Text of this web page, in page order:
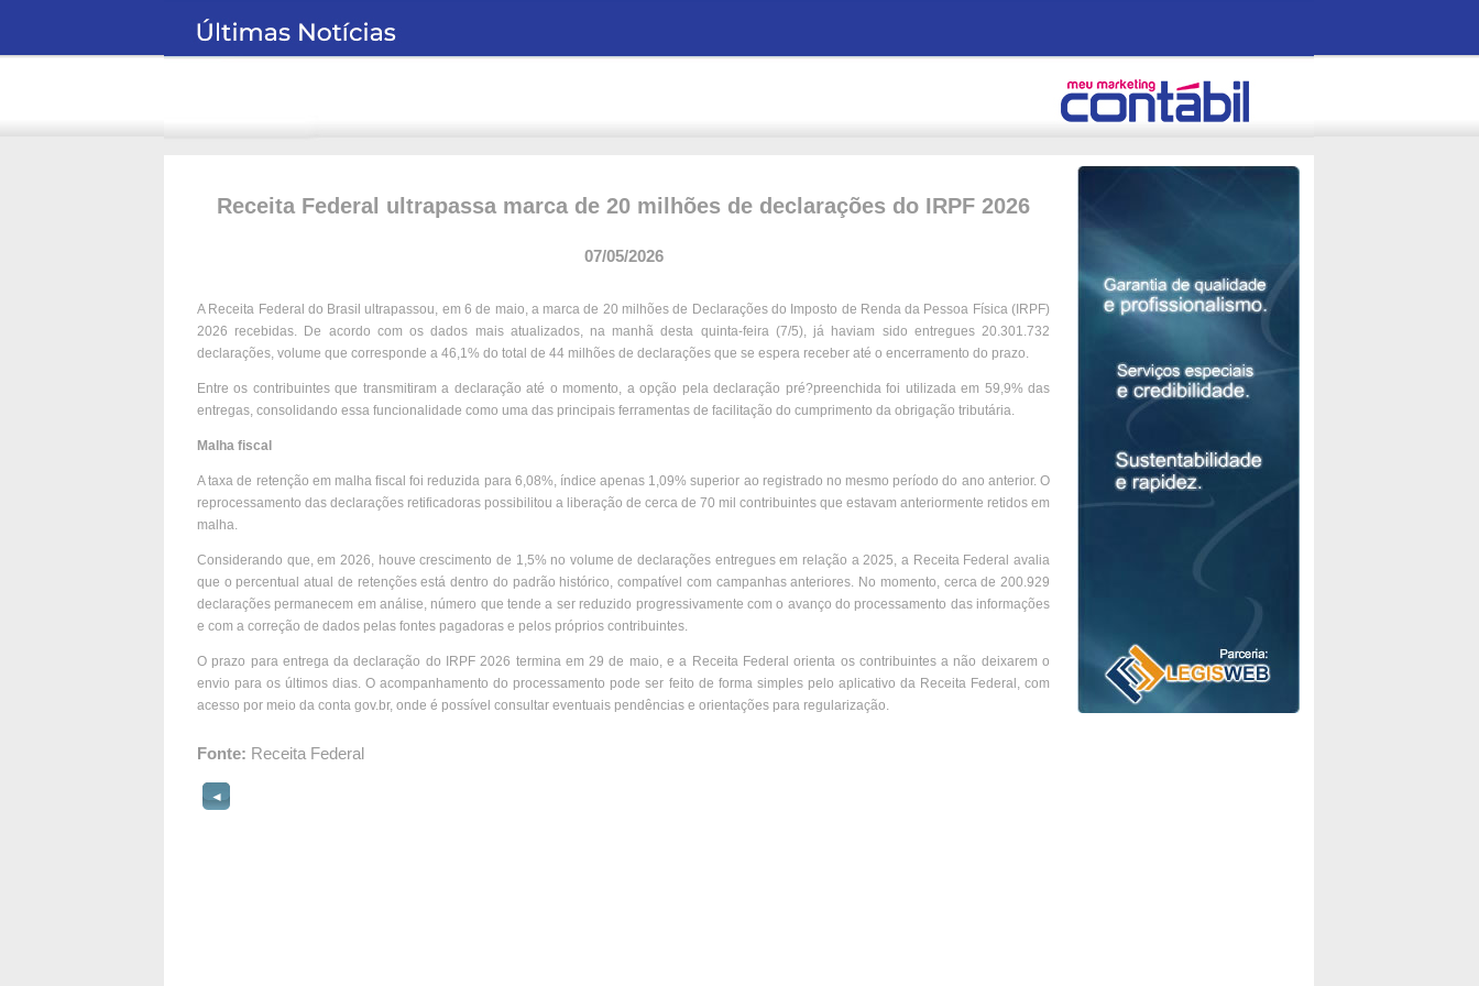
Receita Federal ultrapassa marca de 20 milhões de declarações do IRPF 2026
07/05/2026
A Receita Federal do Brasil ultrapassou, em 6 de maio, a marca de 20 milhões de Declarações do Imposto de Renda da Pessoa Física (IRPF)
2026 recebidas. De acordo com os dados mais atualizados, na manhã desta quinta-feira (7/5), já haviam sido entregues 20.301.732
declarações, volume que corresponde a 46,1% do total de 44 milhões de declarações que se espera receber até o encerramento do prazo.
Entre os contribuintes que transmitiram a declaração até o momento, a opção pela declaração pré?preenchida foi utilizada em 59,9% das
entregas, consolidando essa funcionalidade como uma das principais ferramentas de facilitação do cumprimento da obrigação tributária.
Malha fiscal
A taxa de retenção em malha fiscal foi reduzida para 6,08%, índice apenas 1,09% superior ao registrado no mesmo período do ano anterior. O
reprocessamento das declarações retificadoras possibilitou a liberação de cerca de 70 mil contribuintes que estavam anteriormente retidos em
malha.
Considerando que, em 2026, houve crescimento de 1,5% no volume de declarações entregues em relação a 2025, a Receita Federal avalia
que o percentual atual de retenções está dentro do padrão histórico, compatível com campanhas anteriores. No momento, cerca de 200.929
declarações permanecem em análise, número que tende a ser reduzido progressivamente com o avanço do processamento das informações
e com a correção de dados pelas fontes pagadoras e pelos próprios contribuintes.
O prazo para entrega da declaração do IRPF 2026 termina em 29 de maio, e a Receita Federal orienta os contribuintes a não deixarem o
envio para os últimos dias. O acompanhamento do processamento pode ser feito de forma simples pelo aplicativo da Receita Federal, com
acesso por meio da conta gov.br, onde é possível consultar eventuais pendências e orientações para regularização.
Fonte: Receita Federal
◄